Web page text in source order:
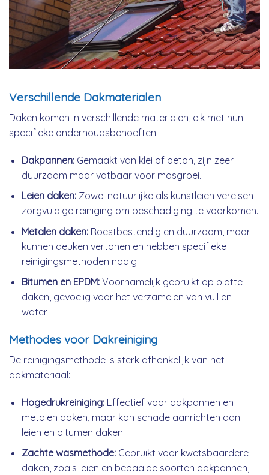
Verschillende Dakmaterialen
Daken komen in verschillende materialen, elk met hun
specifieke onderhoudsbehoeften:
Dakpannen:Gemaakt van klei of beton, zijn zeer
duurzaam maar vatbaar voor mosgroei.
Leien daken:Zowel natuurlijke als kunstleien vereisen
zorgvuldige reiniging om beschadiging te voorkomen.
Metalen daken:Roestbestendig en duurzaam, maar
kunnen deuken vertonen en hebben specifieke
reinigingsmethoden nodig.
Bitumen en EPDM:Voornamelijk gebruikt op platte
daken, gevoelig voor het verzamelen van vuil en
water.
Methodes voor Dakreiniging
De reinigingsmethode is sterk afhankelijk van het
dakmateriaal:
Hogedrukreiniging:Effectief voor dakpannen en
metalen daken, maar kan schade aanrichten aan
leien en bitumen daken.
Zachte wasmethode:Gebruikt voor kwetsbaardere
daken, zoals leien en bepaalde soorten dakpannen,